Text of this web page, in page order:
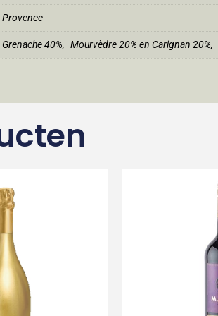
Provence
Grenache 40%, Mourvèdre 20% en Carignan 20%,